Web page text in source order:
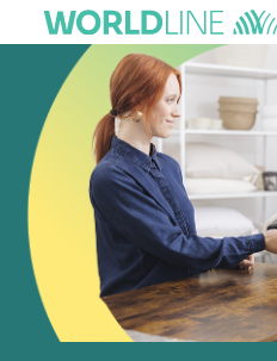
FRANÇAIS
ANGLAIS
Panneau de gestion des cookies